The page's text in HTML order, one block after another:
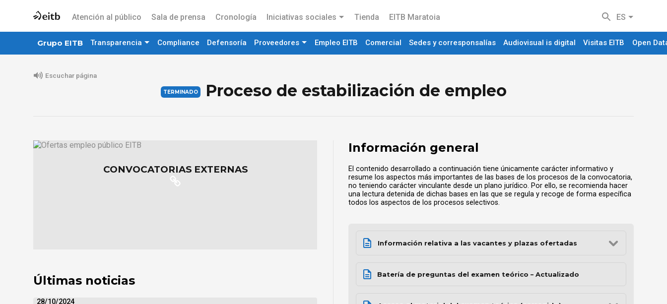
Atención al público Sala de prensa Cronología Iniciativas sociales Tienda EITB Maratoia ES
Grupo EITB Transparencia Compliance Defensoría Proveedores Empleo EITB Comercial Sedes y corresponsalías Audiovisual is digital Visitas EITB Open
Escuchar página
Proceso de estabilización de empleo
CONVOCATORIAS EXTERNAS
Últimas noticias
28/10/2024
Información general
El contenido desarrollado a continuación tiene únicamente carácter informativo y
resume los aspectos más importantes de las bases de los procesos de la convocatoria,
no teniendo carácter vinculante desde un plano jurídico. Por ello, se recomienda hacer
una lectura detenida de dichas bases en las que se regula y recoge de forma específica
todos los aspectos de los procesos selectivos.
Información relativa a las vacantes y plazas ofertadas
Batería de preguntas del examen teórico – Actualizado